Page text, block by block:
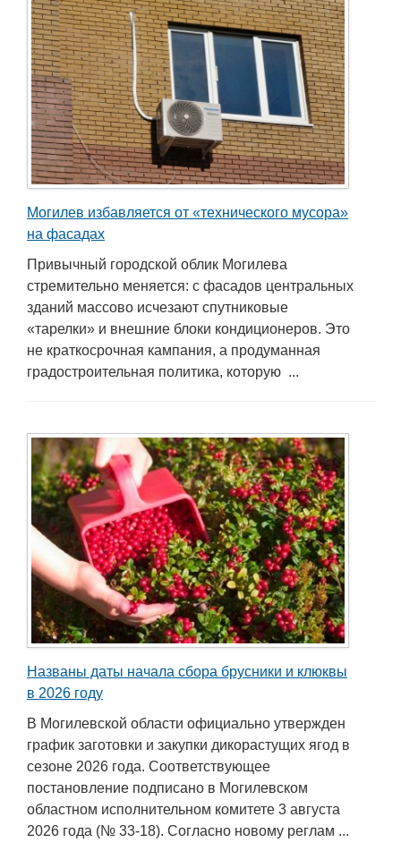
Могилев избавляется от «технического мусора»
на фасадах
Привычный городской облик Могилева
стремительно меняется: с фасадов центральных
зданий массово исчезают спутниковые
«тарелки» и внешние блоки кондиционеров. Это
не краткосрочная кампания, а продуманная
градостроительная политика, которую ...
Названы даты начала сбора брусники и клюквы
в 2026 году
В Могилевской области официально утвержден
график заготовки и закупки дикорастущих ягод в
сезоне 2026 года. Соответствующее
постановление подписано в Могилевском
областном исполнительном комитете 3 августа
2026 года (№ 33-18). Согласно новому реглам ...